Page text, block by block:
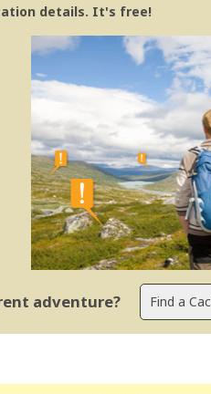
details. It's free!
adventure?